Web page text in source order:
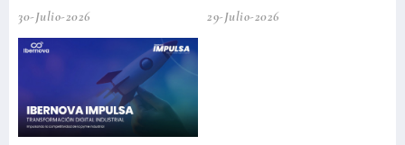
30-Julio-2026
29-Julio-2026